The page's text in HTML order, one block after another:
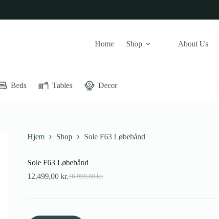
Home Shop About Us
Beds Tables Decor
Hjem Shop Sole F63 Løbebånd
Sole F63 Løbebånd
16.999,00kr.
Den
pris
16.999,00 kr..
12.499,00kr.Den
pris
12.499,00 kr..